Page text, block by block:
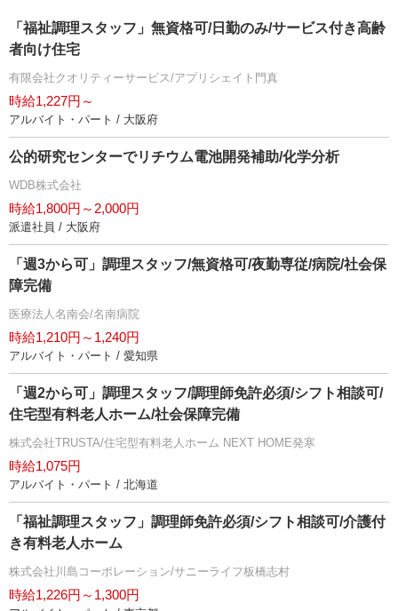
「福祉調理スタッフ」無資格可/日勤のみ/サービス付き高齢
者向け住宅
有限会社クオリティーサービス/アプリシェイト門真
時給1,227円～
アルバイト・パート / 大阪府
公的研究センターでリチウム電池開発補助/化学分析
WDB株式会社
時給1,800円～2,000円
派遣社員 / 大阪府
「週3から可」調理スタッフ/無資格可/夜勤専従/病院/社会保
障完備
医療法人名南会/名南病院
時給1,210円～1,240円
アルバイト・パート / 愛知県
「週2から可」調理スタッフ/調理師免許必須/シフト相談可/
住宅型有料老人ホーム/社会保障完備
株式会社TRUSTA/住宅型有料老人ホーム NEXT HOME発寒
時給1,075円
アルバイト・パート / 北海道
「福祉調理スタッフ」調理師免許必須/シフト相談可/介護付
き有料老人ホーム
株式会社川島コーポレーション/サニーライフ板橋志村
時給1,226円～1,300円